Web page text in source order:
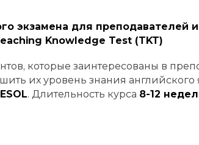
экзамена для преподавателей
Knowledge Test (TKT)
которые заинтересованы в
их уровень знания английского
. Длительность курса 8-12